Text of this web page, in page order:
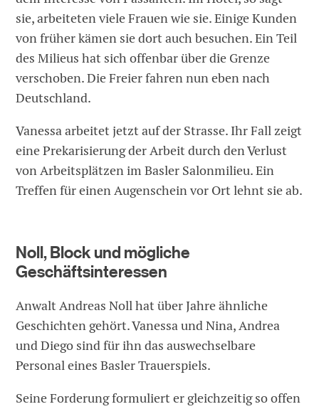
sie, arbeiteten viele Frauen wie sie. Einige Kunden
von früher kämen sie dort auch besuchen. Ein Teil
des Milieus hat sich offenbar über die Grenze
verschoben. Die Freier fahren nun eben nach
Deutschland.
Vanessa arbeitet jetzt auf der Strasse. Ihr Fall zeigt
eine Prekarisierung der Arbeit durch den Verlust
von Arbeitsplätzen im Basler Salonmilieu. Ein
Treffen für einen Augenschein vor Ort lehnt sie ab.
Noll, Block und mögliche
Geschäftsinteressen
Anwalt Andreas Noll hat über Jahre ähnliche
Geschichten gehört. Vanessa und Nina, Andrea
und Diego sind für ihn das auswechselbare
Personal eines Basler Trauerspiels.
Seine Forderung formuliert er gleichzeitig so offen